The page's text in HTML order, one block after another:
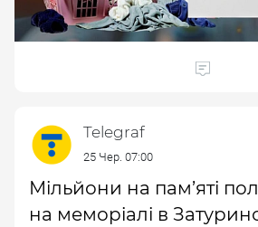
Telegraf
25 Чер. 07:00
Мільйони на пам’яті
на меморіалі в